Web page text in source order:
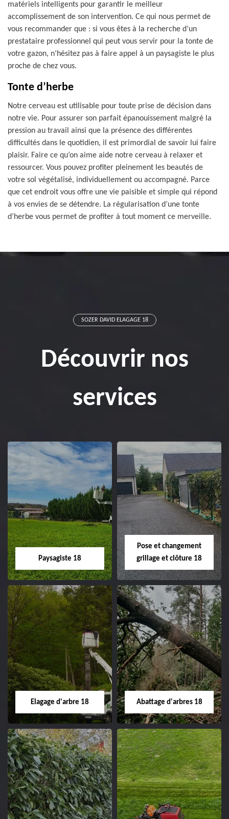
matériels intelligents pour garantir le meilleur
accomplissement de son intervention. Ce qui nous permet de
vous recommander que : si vous êtes à la recherche d’un
prestataire professionnel qui peut vous servir pour la tonte de
votre gazon, n’hésitez pas à faire appel à un paysagiste le plus
proche de chez vous.
Tonte d’herbe
Notre cerveau est utilisable pour toute prise de décision dans
notre vie. Pour assurer son parfait épanouissement malgré la
pression au travail ainsi que la présence des différentes
difficultés dans le quotidien, il est primordial de savoir lui faire
plaisir. Faire ce qu’on aime aide notre cerveau à relaxer et
ressourcer. Vous pouvez profiter pleinement les beautés de
votre sol végétalisé, individuellement ou accompagné. Parce
que cet endroit vous offre une vie paisible et simple qui répond
à vos envies de se détendre. La régularisation d’une tonte
d’herbe vous permet de profiter à tout moment ce merveille.
SOZER DAVID ELAGAGE 18
Découvrir nos
services
Paysagiste 18
Paysagiste 18
Artisan paysagiste 18
Cher tel: 02.52.56.49.40
Pose et changement
grillage et clôture 18
Pose et
changement
grillage et clôture
18
Spécialiste en pose et
changement grillage et
clôture 18 Cher tel:
02.52.56.49.40
Elagage d'arbre 18
Elagage d'arbre 18
Entreprise élagage
d'arbre 18 Cher tel:
Abattage d'arbres 18
Abattage d'arbres
18
Entreprise abattage